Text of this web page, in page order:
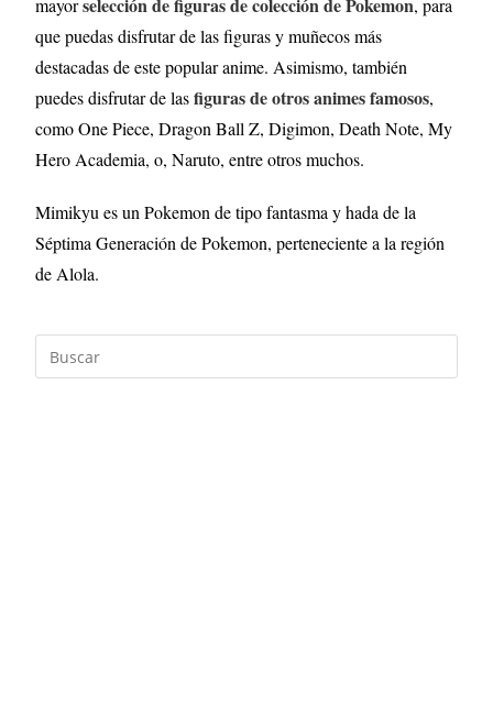
mayor
, para
que puedas disfrutar de las figuras y muñecos más
destacadas de este popular anime. Asimismo, también
puedes disfrutar de lasfiguras de otros animes famosos,
como One Piece, Dragon Ball Z, Digimon, Death Note, My
Hero Academia, o, Naruto, entre otros muchos.
Mimikyu es un Pokemon de tipo fantasma y hada de la
Séptima Generación de Pokemon, perteneciente a la región
de Alola.